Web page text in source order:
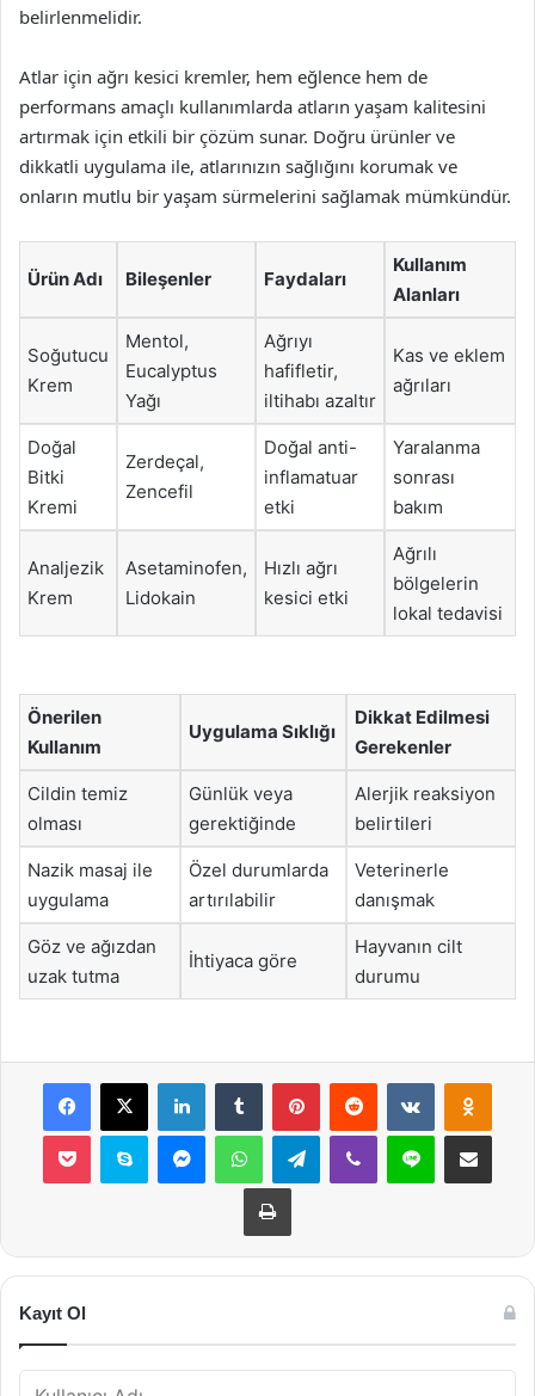
belirlenmelidir.
Atlar için ağrı kesici kremler, hem eğlence hem de
performans amaçlı kullanımlarda atların yaşam kalitesini
artırmak için etkili bir çözüm sunar. Doğru ürünler ve
dikkatli uygulama ile, atlarınızın sağlığını korumak ve
onların mutlu bir yaşam sürmelerini sağlamak mümkündür.
Ürün Adı Bileşenler Faydaları
Kullanım
Alanları
Soğutucu
Krem
Mentol,
Eucalyptus
Yağı
Ağrıyı
hafifletir,
iltihabı azaltır
Kas ve eklem
ağrıları
Doğal
Bitki
Kremi
Zerdeçal,
Zencefil
Doğal anti-
inflamatuar
etki
Yaralanma
sonrası
bakım
Analjezik
Krem
Asetaminofen,
Lidokain
Hızlı ağrı
kesici etki
Ağrılı
bölgelerin
lokal tedavisi
Önerilen
Kullanım
Uygulama Sıklığı
Dikkat Edilmesi
Gerekenler
Cildin temiz
olması
Günlük veya
gerektiğinde
Alerjik reaksiyon
belirtileri
Nazik masaj ile
uygulama
Özel durumlarda
artırılabilir
Veterinerle
danışmak
Göz ve ağızdan
uzak tutma
İhtiyaca göre
Hayvanın cilt
durumu
Facebook
X LinkedInTumblr PinterestReddit VKontakte
Pocket Skype MessengerWhatsAppTelegramViber Line E-Posta ile
Yazdır
Kayıt Ol